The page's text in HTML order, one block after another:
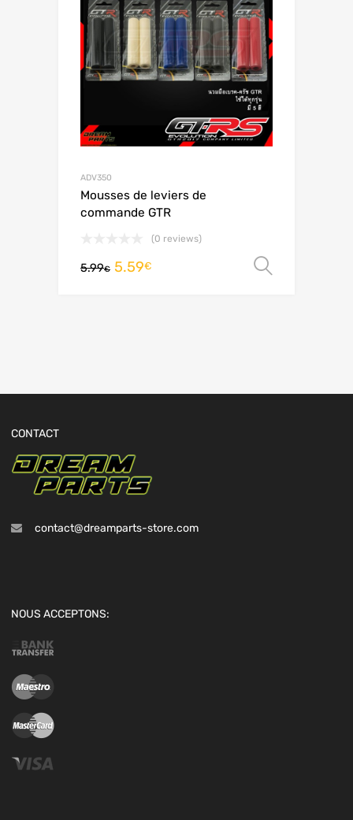
ADV350
Mousses de leviers de
commande GTR
(0 reviews)
5.99€ 5.59€
CONTACT
contact@dreamparts-store.com
NOUS ACCEPTONS: